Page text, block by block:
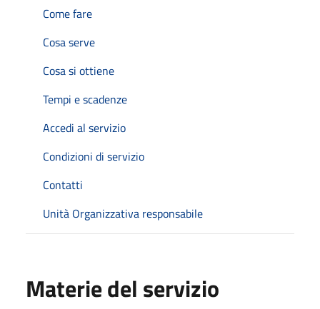
Come fare
Cosa serve
Cosa si ottiene
Tempi e scadenze
Accedi al servizio
Condizioni di servizio
Contatti
Unità Organizzativa responsabile
Materie del servizio